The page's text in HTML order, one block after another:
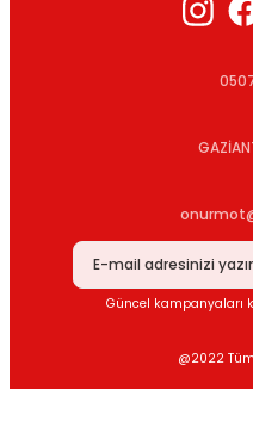
Güncel kampanyaları
@2022